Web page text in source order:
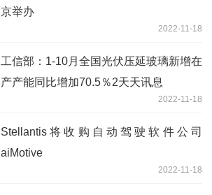
京举办
2022-11-18
工信部：1-10月全国光伏压延玻璃新增在
产产能同比增加70.5％2天天讯息
2022-11-18
Stellantis将收购自动驾驶软件公司
aiMotive
2022-11-18